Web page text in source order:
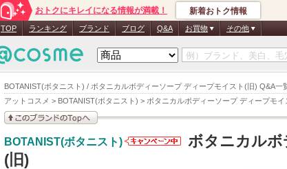
BOTANIST(ボタニスト) / ボタニカルボディーソープ ディープモイスト(旧) Q&A一
アットコスメ > BOTANIST(ボタニスト) > ボタニカルボディーソープ ディープモイ
おトクにキレイになる情報が満載！ 新着おトク情報
TOP ランキング ブランド ブログ Q&A お買物 その他
見る
BOTANIST(ボタニスト)
ボタニカルボ
(旧)